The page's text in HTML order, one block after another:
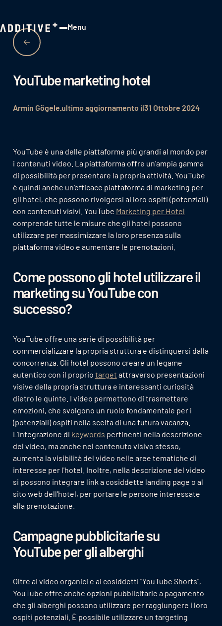
Menu
YouTube marketing hotel
Armin Gögeleultimo aggiornamento il31 Ottobre 2024
YouTube è una delle piattaforme più grandi al mondo per
i contenuti video. La piattaforma offre un'ampia gamma
di possibilità per presentare la propria attività. YouTube
è quindi anche un'efficace piattaforma di marketing per
gli hotel, che possono rivolgersi ai loro ospiti (potenziali)
con contenuti visivi. YouTube Marketing per Hotel
comprende tutte le misure che gli hotel possono
utilizzare per massimizzare la loro presenza sulla
piattaforma video e aumentare le prenotazioni.
Come possono gli hotel utilizzare il
marketing su YouTube con
successo?
YouTube offre una serie di possibilità per
commercializzare la propria struttura e distinguersi dalla
concorrenza. Gli hotel possono creare un legame
autentico con il proprio target attraverso presentazioni
visive della propria struttura e interessanti curiosità
dietro le quinte. I video permettono di trasmettere
emozioni, che svolgono un ruolo fondamentale per i
(potenziali) ospiti nella scelta di una futura vacanza.
L'integrazione di keywords pertinenti nella descrizione
del video, ma anche nel contenuto visivo stesso,
aumenta la visibilità del video nelle aree tematiche di
interesse per l'hotel. Inoltre, nella descrizione del video
si possono integrare link a cosiddette landing page o al
sito web dell'hotel, per portare le persone interessate
alla prenotazione.
Campagne pubblicitarie su
YouTube per gli alberghi
Oltre ai video organici e ai cosiddetti "YouTube Shorts",
YouTube offre anche opzioni pubblicitarie a pagamento
che gli alberghi possono utilizzare per raggiungere i loro
ospiti potenziali. È possibile utilizzare un targeting